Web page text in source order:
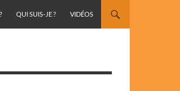
QUI SUIS-JE ? VIDÉOS